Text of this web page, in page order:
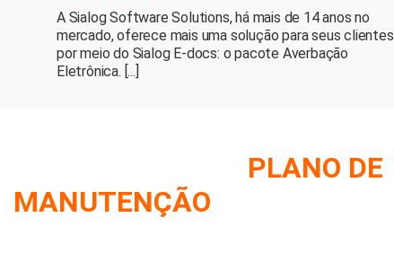
A Sialog Software Solutions, há mais de 14 anos no
mercado, oferece mais uma solução para seus clientes
por meio do Sialog E-docs: o pacote Averbação
Eletrônica. [...]
PLANO DE
MANUTENÇÃO